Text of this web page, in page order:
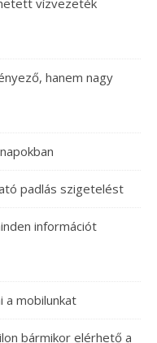
vízvezeték
hanem nagy
padlás szigetelést
információt
a mobilunkat
bármikor elérhető a